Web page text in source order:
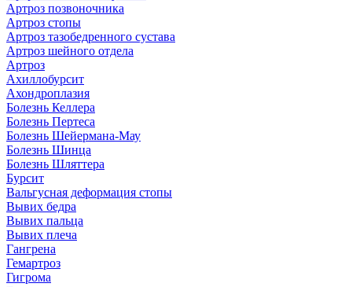
Артроз позвоночника
Артроз стопы
Артроз тазобедренного сустава
Артроз шейного отдела
Артроз
Ахиллобурсит
Ахондроплазия
Болезнь Келлера
Болезнь Пертеса
Болезнь Шейермана-Мау
Болезнь Шинца
Болезнь Шляттера
Бурсит
Вальгусная деформация стопы
Вывих бедра
Вывих пальца
Вывих плеча
Гангрена
Гемартроз
Гигрома